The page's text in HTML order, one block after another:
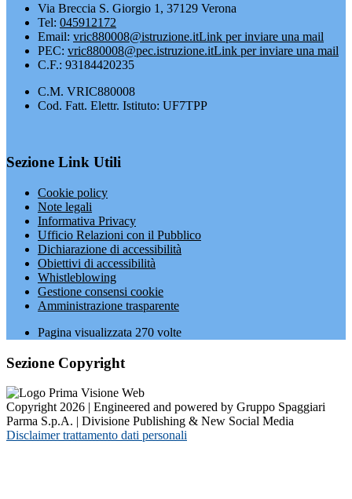
Via Breccia S. Giorgio 1, 37129 Verona
Tel: 045912172
Email: vric880008@istruzione.itLink per inviare una mail
PEC: vric880008@pec.istruzione.itLink per inviare una mail
C.F.: 93184420235
C.M. VRIC880008
Cod. Fatt. Elettr. Istituto: UF7TPP
Sezione Link Utili
Cookie policy
Note legali
Informativa Privacy
Ufficio Relazioni con il Pubblico
Dichiarazione di accessibilità
Obiettivi di accessibilità
Whistleblowing
Gestione consensi cookie
Amministrazione trasparente
Pagina visualizzata 270 volte
Sezione Copyright
Copyright 2026 | Engineered and powered by Gruppo Spaggiari
Parma S.p.A. | Divisione Publishing & New Social Media
Disclaimer trattamento dati personali